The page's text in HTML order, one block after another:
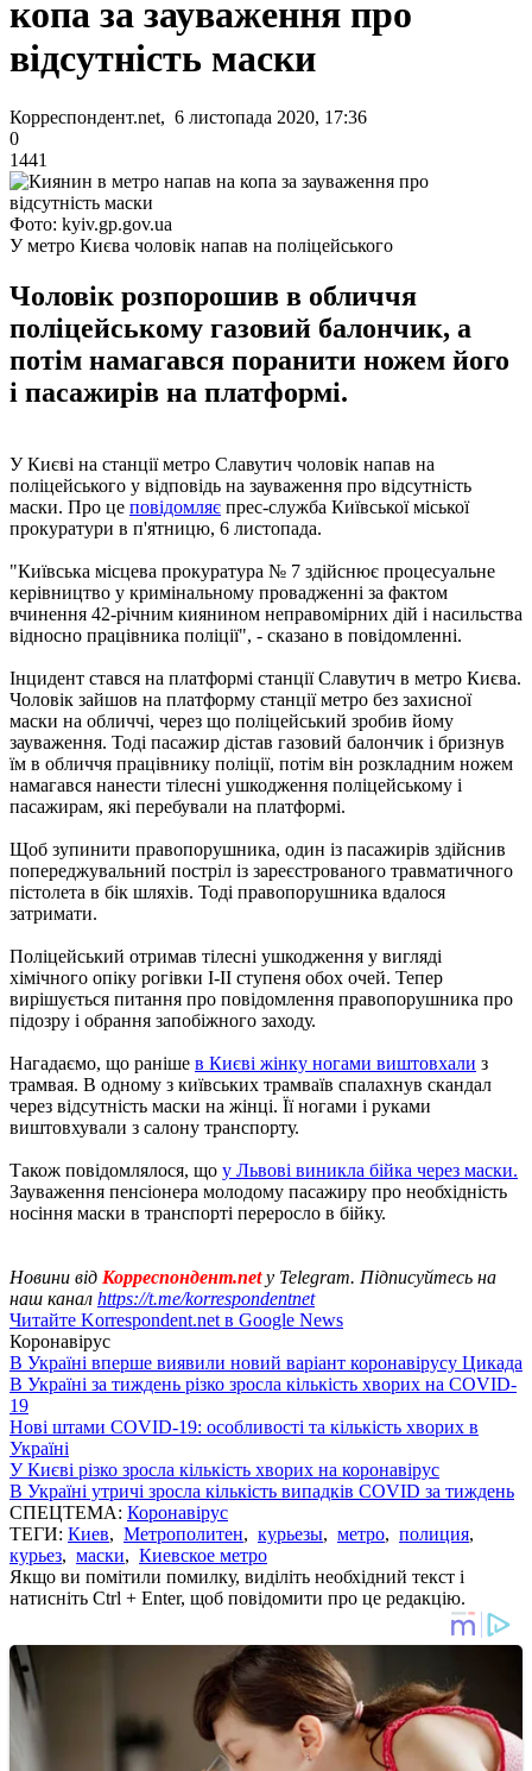
копа за зауваження про
відсутність маски
Корреспондент.net, 6 листопада 2020, 17:36
0
1441
Фото: kyiv.gp.gov.ua
У метро Києва чоловік напав на поліцейського
Чоловік розпорошив в обличчя
поліцейському газовий балончик, а
потім намагався поранити ножем його
і пасажирів на платформі.
У Києві на станції метро Славутич чоловік напав на
поліцейського у відповідь на зауваження про відсутність
маски. Про це повідомляє прес-служба Київської міської
прокуратури в п'ятницю, 6 листопада.
"Київська місцева прокуратура № 7 здійснює процесуальне
керівництво у кримінальному провадженні за фактом
вчинення 42-річним киянином неправомірних дій і насильства
відносно працівника поліції", - сказано в повідомленні.
Інцидент стався на платформі станції Славутич в метро Києва.
Чоловік зайшов на платформу станції метро без захисної
маски на обличчі, через що поліцейський зробив йому
зауваження. Тоді пасажир дістав газовий балончик і бризнув
їм в обличчя працівнику поліції, потім він розкладним ножем
намагався нанести тілесні ушкодження поліцейському і
пасажирам, які перебували на платформі.
Щоб зупинити правопорушника, один із пасажирів здійснив
попереджувальний постріл із зареєстрованого травматичного
пістолета в бік шляхів. Тоді правопорушника вдалося
затримати.
Поліцейський отримав тілесні ушкодження у вигляді
хімічного опіку рогівки I-II ступеня обох очей. Тепер
вирішується питання про повідомлення правопорушника про
підозру і обрання запобіжного заходу.
Нагадаємо, що раніше в Києві жінку ногами виштовхали з
трамвая. В одному з київських трамваїв спалахнув скандал
через відсутність маски на жінці. Її ногами і руками
виштовхували з салону транспорту.
Також повідомлялося, що у Львові виникла бійка через маски.
Зауваження пенсіонера молодому пасажиру про необхідність
носіння маски в транспорті переросло в бійку.
Новини від Корреспондент.netу Telegram. Підписуйтесь на
наш канал https://t.me/korrespondentnet
Читайте Korrespondent.net в Google News
Коронавірус
В Україні вперше виявили новий варіант коронавірусу Цикада
В Україні за тиждень різко зросла кількість хворих на COVID-
19
Нові штами COVID-19: особливості та кількість хворих в
Україні
У Києві різко зросла кількість хворих на коронавірус
В Україні утричі зросла кількість випадків COVID за тиждень
СПЕЦТЕМА: Коронавірус
ТЕГИ: Киев, Метрополитен, курьезы, метро, полиция,
курьез, маски, Киевское метро
Якщо ви помітили помилку, виділіть необхідний текст і
натисніть Ctrl + Enter, щоб повідомити про це редакцію.